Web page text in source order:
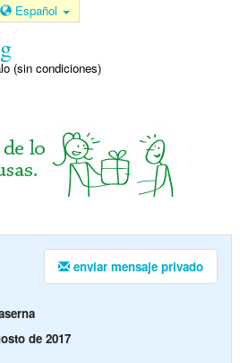
Español
(sin condiciones)
enviar mensaje privado
de 2017